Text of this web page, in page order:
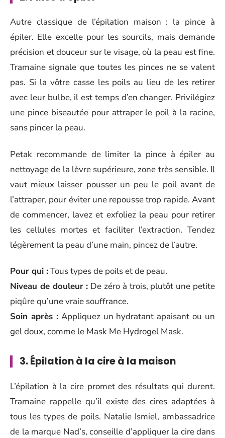
Autre classique de l’épilation maison : la pince à
épiler. Elle excelle pour les sourcils, mais demande
précision et douceur sur le visage, où la peau est fine.
Tramaine signale que toutes les pinces ne se valent
pas. Si la vôtre casse les poils au lieu de les retirer
avec leur bulbe, il est temps d’en changer. Privilégiez
une pince biseautée pour attraper le poil à la racine,
sans pincer la peau.
Petak recommande de limiter la pince à épiler au
nettoyage de la lèvre supérieure, zone très sensible. Il
vaut mieux laisser pousser un peu le poil avant de
l’attraper, pour éviter une repousse trop rapide. Avant
de commencer, lavez et exfoliez la peau pour retirer
les cellules mortes et faciliter l’extraction. Tendez
légèrement la peau d’une main, pincez de l’autre.
Pour qui :Tous types de poils et de peau.
Niveau de douleur : De zéro à trois, plutôt une petite
piqûre qu’une vraie souffrance.
Soin après :Appliquez un hydratant apaisant ou un
gel doux, comme le Mask Me Hydrogel Mask.
3. Épilation à la cire à la maison
L’épilation à la cire promet des résultats qui durent.
Tramaine rappelle qu’il existe des cires adaptées à
tous les types de poils. Natalie Ismiel, ambassadrice
de la marque Nad’s, conseille d’appliquer la cire dans